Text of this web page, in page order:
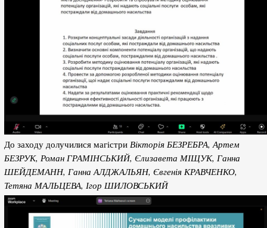
До заходу долучилися магістри Вікторія БЕЗРЕБРА, Артем
БЕЗРУК, Роман ГРАМІНСЬКИЙ, Єлизавета МІЩУК, Ганна
ШЕЙДЕМАНН, Ганна АЛДЖАЛЬЯН, Євгенія КРАВЧЕНКО,
Тетяна МАЛЬЦЕВА, Ігор ШИЛОВСЬКИЙ